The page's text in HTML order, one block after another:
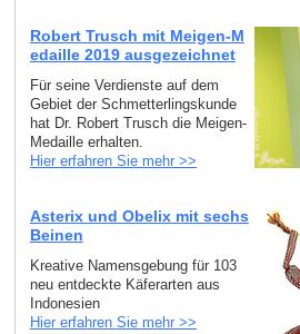
Robert Trusch mit Meigen-M
edaille 2019 ausgezeichnet
Für seine Verdienste auf dem
Gebiet der Schmetterlingskunde
hat Dr. Robert Trusch die Meigen-
Medaille erhalten.
Hier erfahren Sie mehr >>
Asterix und Obelix mit sechs
Beinen
Kreative Namensgebung für 103
neu entdeckte Käferarten aus
Indonesien
Hier erfahren Sie mehr >>